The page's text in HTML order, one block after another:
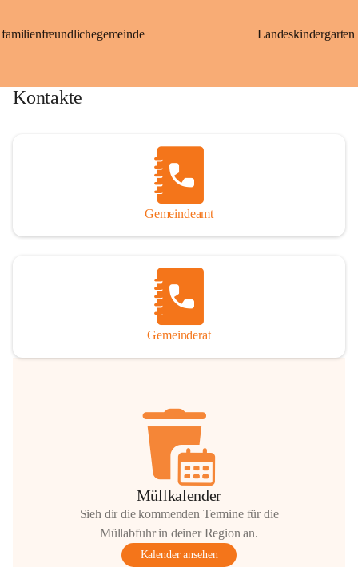
familienfreundlichegemeinde
Kontakte
Gemeindeamt
Gemeinderat
Müllkalender
Sieh dir die kommenden Termine für die
Müllabfuhr in deiner Region an.
Kalender ansehen